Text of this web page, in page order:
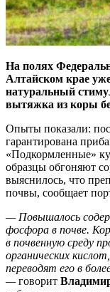
На полях
Алтайском крае
натуральный
вытяжка из коры
Опыты показали:
гарантирована
«Подкормленные»
образцы обгоняют
выяснилось, что
почвы, сообщает
— Повышалось
фосфора в почве.
в почвенную среду
органических
переводят его в
—говорит